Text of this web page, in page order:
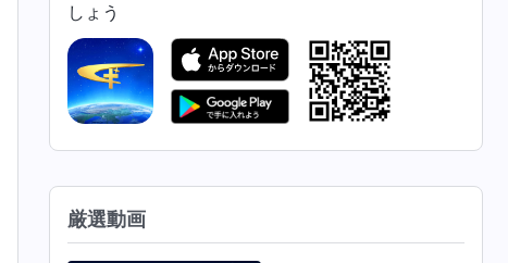
11:33
日々の神の御言葉: 神の働きを
認識する | 抜粋 215
しょう
厳選動画